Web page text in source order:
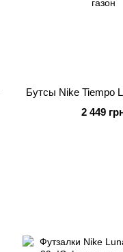
Бутсы Nike Tiempo
2 449